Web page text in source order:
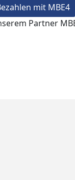
mit MBE4
Partner